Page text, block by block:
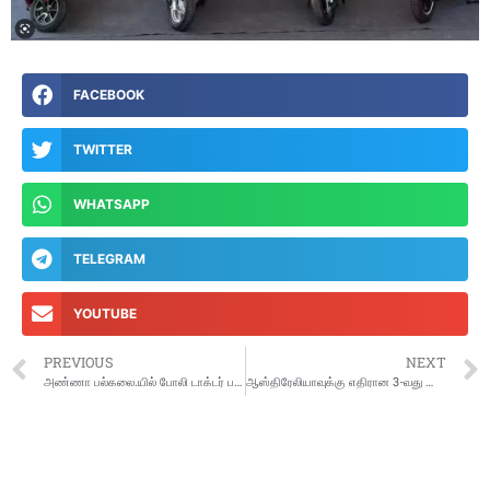
FACEBOOK
TWITTER
WHATSAPP
TELEGRAM
YOUTUBE
PREVIOUS NEXT